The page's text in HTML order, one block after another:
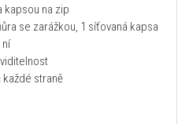
kapsou na zip
se zarážkou, 1 síťovaná kapsa
ní
straně